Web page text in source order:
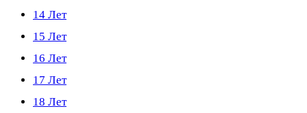
14 Лет
15 Лет
16 Лет
17 Лет
18 Лет